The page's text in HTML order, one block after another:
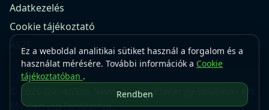
Ez a weboldal analitikai sütiket használ a forgalom és a
használat mérésére. További információk a Cookie
tájékoztatóban .
Rendben
Adatkezelés
Cookie tájékoztató
ÁSZF
© 2026 DimenSim News. Kiadó: Planergy Solutions Kft.
Minden jog fenntartva.